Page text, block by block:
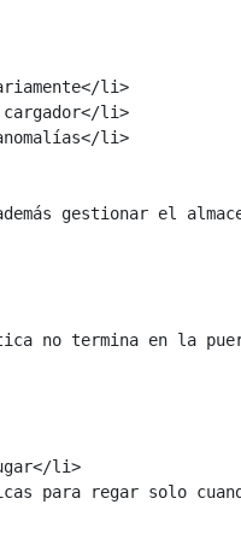
gestionar el
no termina en la